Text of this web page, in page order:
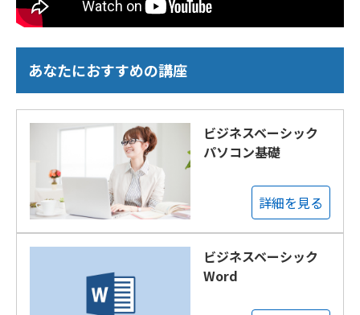
あなたにおすすめの講座
ビジネスベーシック
パソコン基礎
詳細を見る
ビジネスベーシック
Word